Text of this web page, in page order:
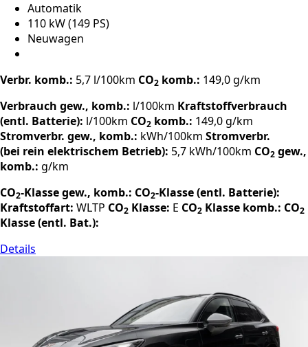
Automatik
110 kW (149 PS)
Neuwagen
Verbr. komb.: 5,7 l/100km CO2 komb.: 149,0 g/km
Verbrauch gew., komb.: l/100km Kraftstoffverbrauch
(entl. Batterie): l/100km CO2 komb.: 149,0 g/km
Stromverbr. gew., komb.: kWh/100km Stromverbr.
(bei rein elektrischem Betrieb): 5,7 kWh/100km CO2 gew.,
komb.: g/km
CO2-Klasse gew., komb.: CO2-Klasse (entl. Batterie):
Kraftstoffart: WLTP CO2 Klasse: E CO2 Klasse komb.: CO2
Klasse (entl. Bat.):
Details